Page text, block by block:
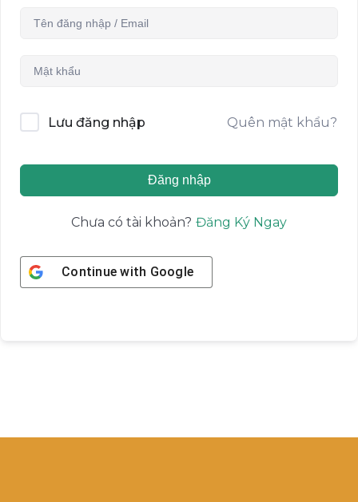
Lưu đăng nhập Quên mật khẩu?
Đăng nhập
Chưa có tài khoản? Đăng Ký Ngay
Continue with Google